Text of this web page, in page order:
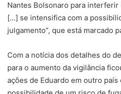
Nantes Bolsonaro para
[…] se intensifica com a
julgamento”, que está marcado
Com a notícia dos detalhes do
para o aumento da vigilância
ações de Eduardo em outro país